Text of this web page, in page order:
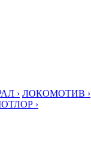
› ЛОКОМОТИВ ›
›